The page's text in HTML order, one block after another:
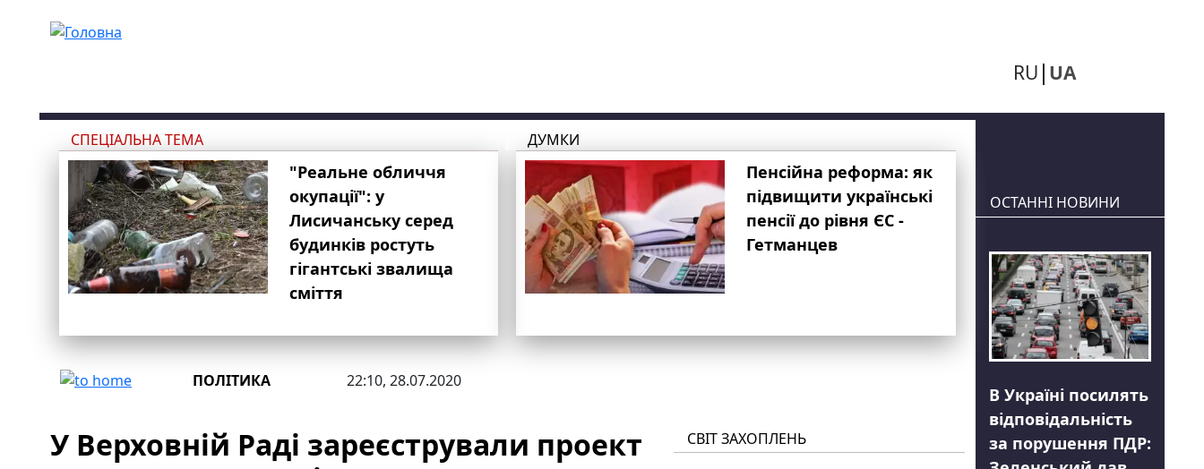
RU UA
СПЕЦІАЛЬНА ТЕМА
"Реальне обличчя
окупації": у
Лисичанську серед
будинків ростуть
гігантські звалища
сміття
ДУМКИ
Пенсійна реформа: як
підвищити українські
пенсії до рівня ЄС -
Гетманцев
ПОЛІТИКА 22:10, 28.07.2020
У Верховній Раді зареєстрували проект
СВІТ ЗАХОПЛЕНЬ
ОСТАННІ НОВИНИ
В Україні посилять
відповідальність
за порушення ПДР: